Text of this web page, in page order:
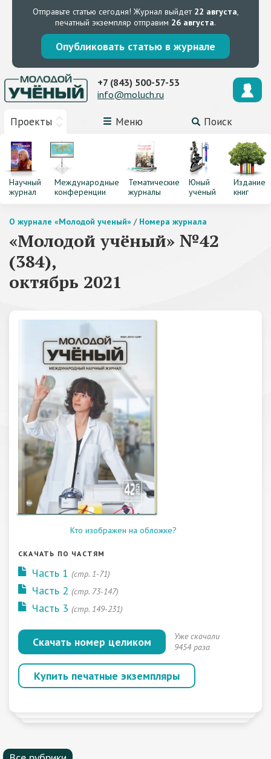
Отправьте статью сегодня! Журнал выйдет 22 августа,
печатный экземпляр отправим 26 августа.
Опубликовать статью в журнале
Проекты Меню Поиск
+7 (843) 500-57-53
info@moluch.ru
Научный
журнал
Международные
конференции
Тематические
журналы
Юный
ученый
Издание
книг
О журнале «Молодой ученый» / Номера журнала
«Молодой учёный» №42
(384),
октябрь 2021
Кто изображен на обложке?
СКАЧАТЬ ПО ЧАСТЯМ
Часть 1 (стр. 1-71)
Часть 2 (стр. 73-147)
Часть 3 (стр. 149-231)
Скачать номер целиком
Уже скачали
9454 раза
Купить печатные экземпляры